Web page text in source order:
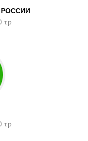
т.р
т.р